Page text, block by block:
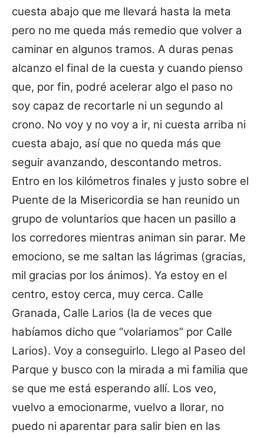
cuesta abajo que me llevará hasta la meta
pero no me queda más remedio que volver a
caminar en algunos tramos. A duras penas
alcanzo el final de la cuesta y cuando pienso
que, por fin, podré acelerar algo el paso no
soy capaz de recortarle ni un segundo al
crono. No voy y no voy a ir, ni cuesta arriba ni
cuesta abajo, así que no queda más que
seguir avanzando, descontando metros.
Entro en los kilómetros finales y justo sobre el
Puente de la Misericordia se han reunido un
grupo de voluntarios que hacen un pasillo a
los corredores mientras animan sin parar. Me
emociono, se me saltan las lágrimas (gracias,
mil gracias por los ánimos). Ya estoy en el
centro, estoy cerca, muy cerca. Calle
Granada, Calle Larios (la de veces que
habíamos dicho que “volariamos” por Calle
Larios). Voy a conseguirlo. Llego al Paseo del
Parque y busco con la mirada a mi familia que
se que me está esperando allí. Los veo,
vuelvo a emocionarme, vuelvo a llorar, no
puedo ni aparentar para salir bien en las